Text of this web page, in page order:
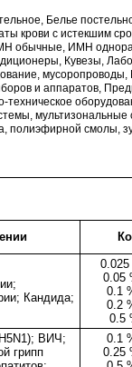
Белье
крови с истекшим
обычные, ИМН
Кувезы,
мусоропроводы,
и аппаратов,
мультизональные
смолы,
Кандида;
0.05
0.1
0.2
0.5
ВИЧ;
грипп
0.1
0.25